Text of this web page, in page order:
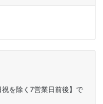
を除く7営業日前後】で